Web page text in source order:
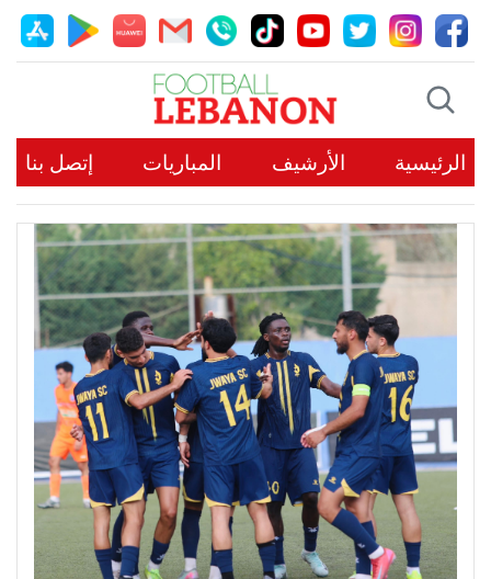
الرئيسية الأرشيف المباريات إتصل بنا